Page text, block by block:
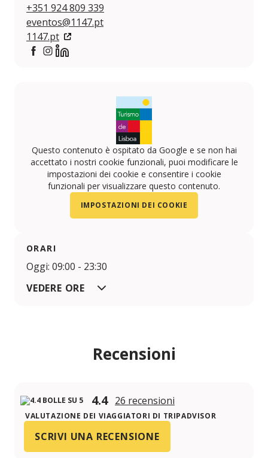
+351 924 809 339
eventos@1147.pt
1147.pt
Questo contenuto è ospitato da Google e se non hai
accettato i nostri cookie funzionali, puoi modificare le
impostazioni dei cookie e consentire i cookie
funzionali per visualizzare questo contenuto.
IMPOSTAZIONI DEI COOKIE
ORARI
Oggi: 09:00 - 23:30
VEDERE ORE
Recensioni
4.4 26 recensioni
VALUTAZIONE DEI VIAGGIATORI DI TRIPADVISOR
SCRIVI UNA RECENSIONE